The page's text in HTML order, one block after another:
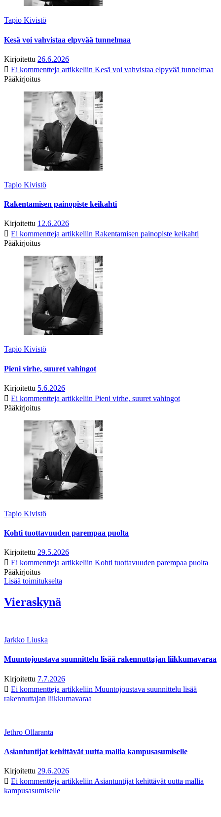
Tapio Kivistö
Kesä voi vahvistaa elpyvää tunnelmaa
Kirjoitettu 26.6.2026
Ei kommentteja artikkeliin Kesä voi vahvistaa elpyvää tunnelmaa
Pääkirjoitus
Tapio Kivistö
Rakentamisen painopiste keikahti
Kirjoitettu 12.6.2026
Ei kommentteja artikkeliin Rakentamisen painopiste keikahti
Pääkirjoitus
Tapio Kivistö
Pieni virhe, suuret vahingot
Kirjoitettu 5.6.2026
Ei kommentteja artikkeliin Pieni virhe, suuret vahingot
Pääkirjoitus
Tapio Kivistö
Kohti tuottavuuden parempaa puolta
Kirjoitettu 29.5.2026
Ei kommentteja artikkeliin Kohti tuottavuuden parempaa puolta
Pääkirjoitus
Lisää toimitukselta
Vieraskynä
Jarkko Liuska
Muuntojoustava suunnittelu lisää rakennuttajan liikkumavaraa
Kirjoitettu 7.7.2026
Ei kommentteja artikkeliin Muuntojoustava suunnittelu lisää
rakennuttajan liikkumavaraa
Jethro Ollaranta
Asiantuntijat kehittävät uutta mallia kampusasumiselle
Kirjoitettu 29.6.2026
Ei kommentteja artikkeliin Asiantuntijat kehittävät uutta mallia
kampusasumiselle